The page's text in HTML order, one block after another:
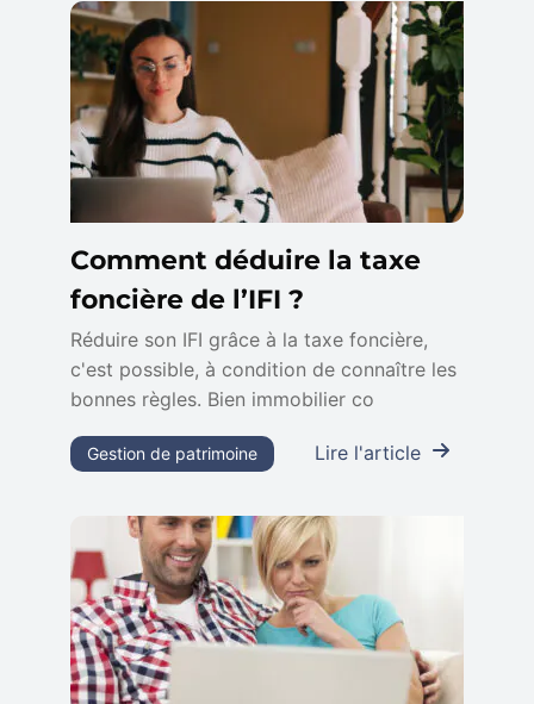
Comment déduire la taxe
foncière de l’IFI ?
Réduire son IFI grâce à la taxe foncière,
c'est possible, à condition de connaître les
bonnes règles. Bien immobilier co
Lire l'article
Gestion de patrimoine